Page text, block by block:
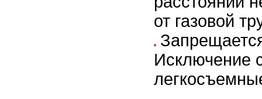
от газовой
Исключение